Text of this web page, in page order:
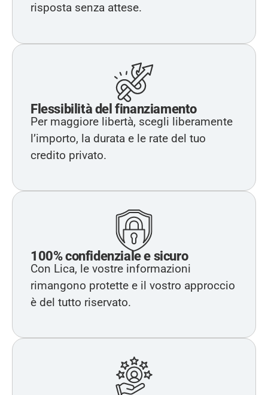
risposta senza attese.
Flessibilità del finanziamento
Per maggiore libertà, scegli liberamente
l’importo, la durata e le rate del tuo
credito privato.
100% confidenziale e sicuro
Con Lica, le vostre informazioni
rimangono protette e il vostro approccio
è del tutto riservato.